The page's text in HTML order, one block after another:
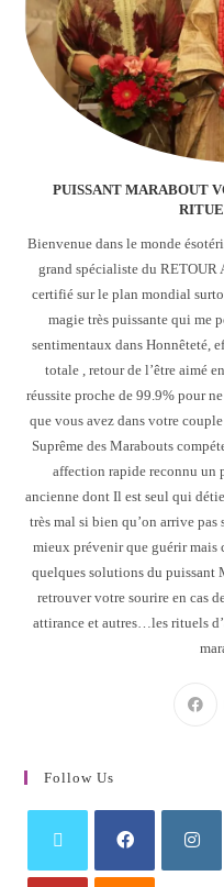
PUISSANT MARABOUT
Bienvenue dans le monde
grand spécialiste du RETOUR
certifié sur le plan mondial
magie très puissante qui me
sentimentaux dans Honnêteté,
totale , retour de l’être aimé
réussite proche de 99.9% pour
que vous avez dans votre
Suprême des Marabouts
affection rapide reconnu un
ancienne dont Il est seul qui
très mal si bien qu’on arrive
mieux prévenir que guérir mais
quelques solutions du puissant
retrouver votre sourire en cas
attirance et autres…les rituels
Follow Us